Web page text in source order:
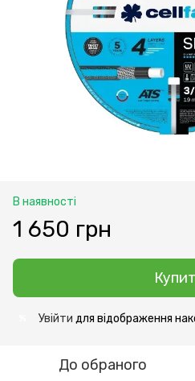
В наявності
1 650 грн
Увійти для відображення
До обраного